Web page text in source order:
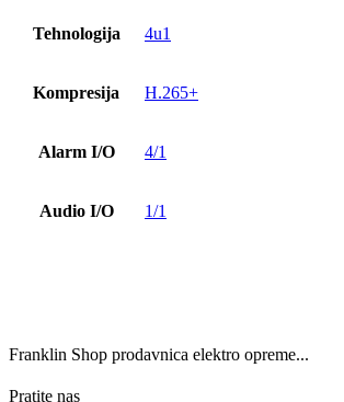
Tehnologija 4u1
Kompresija H.265+
Alarm I/O 4/1
Audio I/O 1/1
Franklin Shop prodavnica elektro opreme...
Pratite nas